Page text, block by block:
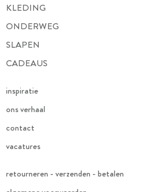
KLEDING
ONDERWEG
SLAPEN
CADEAUS
inspiratie
ons verhaal
contact
vacatures
retourneren - verzenden - betalen